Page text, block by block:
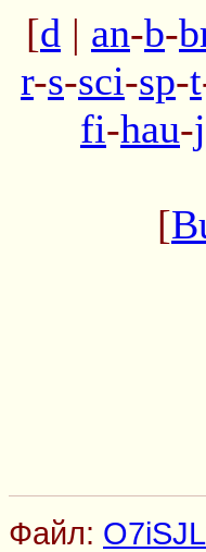
[d | an-b-
r-s-sci-sp-t
fi-hau-
[
Файл: